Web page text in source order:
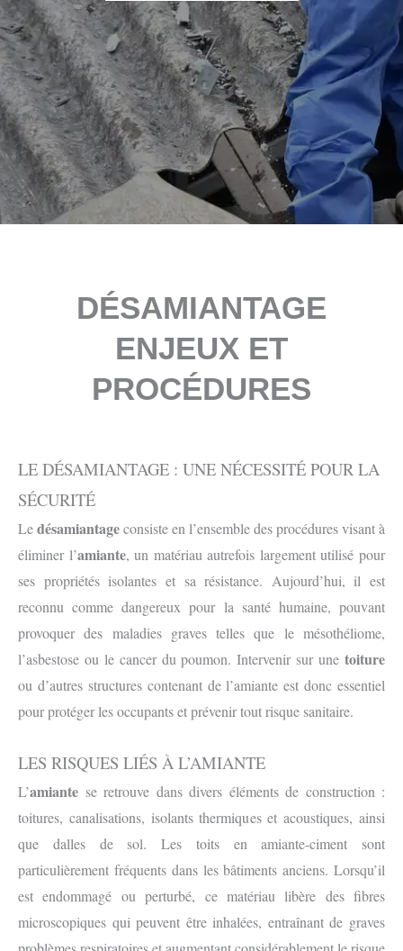
DÉSAMIANTAGE
ENJEUX ET
PROCÉDURES
LE DÉSAMIANTAGE : UNE NÉCESSITÉ POUR LA
SÉCURITÉ
Ledésamiantageconsiste en l’ensemble des procédures visant à
éliminer l’amiante, un matériau autrefois largement utilisé pour
ses propriétés isolantes et sa résistance. Aujourd’hui, il est
reconnu comme dangereux pour la santé humaine, pouvant
provoquer des maladies graves telles que le mésothéliome,
l’asbestose ou le cancer du poumon. Intervenir sur une toiture
ou d’autres structures contenant de l’amiante est donc essentiel
pour protéger les occupants et prévenir tout risque sanitaire.
LES RISQUES LIÉS À L’AMIANTE
L’amiante se retrouve dans divers éléments de construction :
toitures, canalisations, isolants thermiques et acoustiques, ainsi
que dalles de sol. Les toits en amiante-ciment sont
particulièrement fréquents dans les bâtiments anciens. Lorsqu’il
est endommagé ou perturbé, ce matériau libère des fibres
microscopiques qui peuvent être inhalées, entraînant de graves